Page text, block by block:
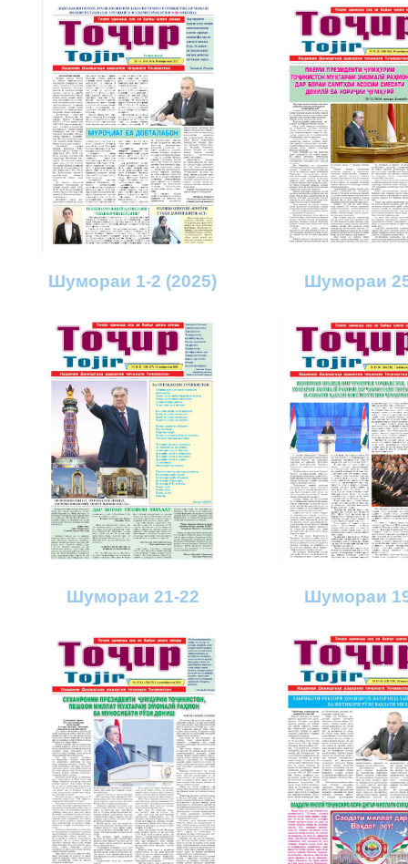
Шумораи 1-2 (2025) Шумораи
Шумораи 21-22 Шумораи